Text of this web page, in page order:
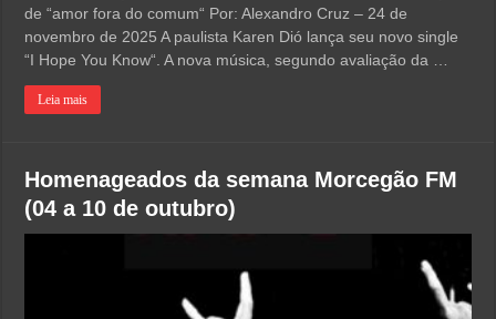
de “amor fora do comum“ Por: Alexandro Cruz – 24 de
novembro de 2025 A paulista Karen Dió lança seu novo single
“I Hope You Know“. A nova música, segundo avaliação da …
Leia mais
Homenageados da semana Morcegão FM
(04 a 10 de outubro)